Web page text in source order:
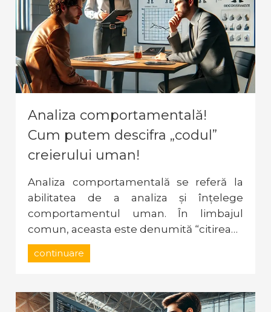
Analiza comportamentală!
Cum putem descifra „codul”
creierului uman!
Analiza comportamentală se referă la
abilitatea de a analiza și înțelege
comportamentul uman. În limbajul
comun, aceasta este denumită “citirea…
continuare